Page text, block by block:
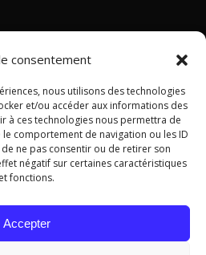
consentement
nous utilisons des technologies
et/ou accéder aux informations des
à ces technologies nous permettra de
comportement de navigation ou les ID
ne pas consentir ou de retirer son
négatif sur certaines caractéristiques
et fonctions.
Accepter
régional dans le cadre du programme Interreg ALCOTRA